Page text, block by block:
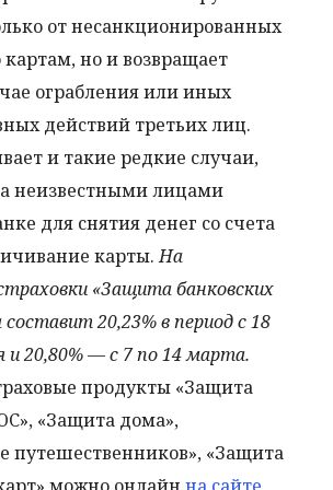
от несанкционированных
но и возвращает
ограбления или иных
действий третьих лиц.
и такие редкие случаи,
неизвестными лицами
для снятия денег со счета
карты.На
«Защита банковских
20,23% в период с 18
и 20,80% — с 7 по 14 марта.
продукты «Защита
«Защита дома»,
путешественников», «Защита